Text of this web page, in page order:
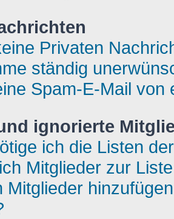
Privaten
ständig
Spam-E-Mail
ignorierte
ich die Listen
Mitglieder zur
Mitglieder